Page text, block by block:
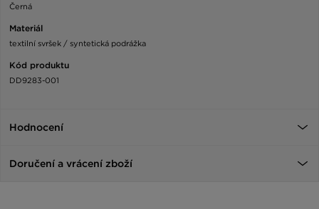
Černá
Materiál
textilní svršek / syntetická podrážka
Kód produktu
DD9283-001
Hodnocení
Doručení a vrácení zboží